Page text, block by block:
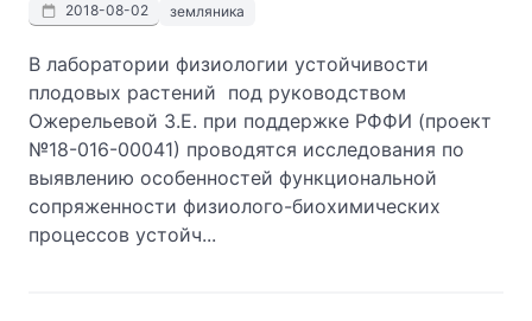
2018-08-02 земляника
В лаборатории физиологии устойчивости
плодовых растений под руководством
Ожерельевой З.Е. при поддержке РФФИ (проект
№18-016-00041) проводятся исследования по
выявлению особенностей функциональной
сопряженности физиолого-биохимических
процессов устойч...